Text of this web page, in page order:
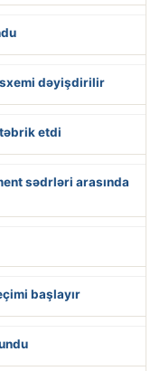
sxemi dəyişdirilir
etdi
sədrləri arasında
başlayır